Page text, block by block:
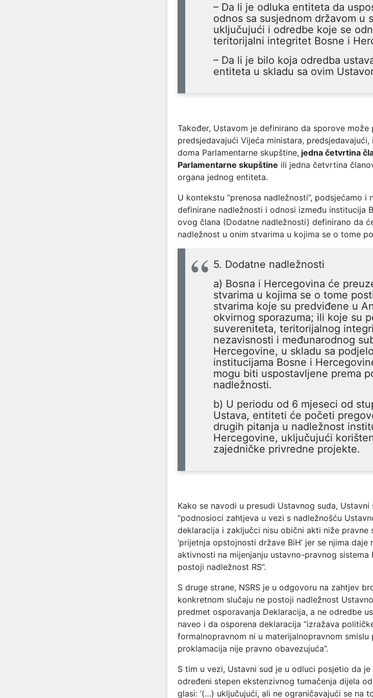
– Da li je odluka entiteta da
odnos sa susjednom državom u
uključujući i odredbe koje se
teritorijalni integritet Bosne i
– Da li je bilo koja odredba
entiteta u skladu sa ovim
Također, Ustavom je definirano da sporove može
predsjedavajući Vijeća ministara,
doma Parlamentarne skupštine, jedna četvrtina
Parlamentarne skupštine ili jedna četvrtina
organa jednog entiteta.
U kontekstu “prenosa nadležnosti”, podsjećamo i
definirane nadležnosti i odnosi između institucija
ovog člana (Dodatne nadležnosti) definirano da
nadležnost u onim stvarima u kojima se o tome
5. Dodatne nadležnosti
a) Bosna i Hercegovina će
stvarima u kojima se o tome
stvarima koje su predviđene u
okvirnog sporazuma; ili koje su
suvereniteta, teritorijalnog
nezavisnosti i međunarodnog
Hercegovine, u skladu sa
institucijama Bosne i
mogu biti uspostavljene prema
nadležnosti.
b) U periodu od 6 mjeseci od
Ustava, entiteti će početi
drugih pitanja u nadležnost
Hercegovine, uključujući
zajedničke privredne projekte.
Kako se navodi u presudi Ustavnog suda,
“podnosioci zahtjeva u vezi s nadležnošću
deklaracija i zaključci nisu obični akti niže
‘prijetnja opstojnosti države BiH’ jer se njima
aktivnosti na mijenjanju ustavno-pravnog
postoji nadležnost RS”.
S druge strane, NSRS je u odgovoru na zahtjev
konkretnom slučaju ne postoji nadležnost
predmet osporavanja Deklaracija, a ne odredbe
naveo i da osporena deklaracija “izražava
formalnopravnom ni u materijalnopravnom
proklamacija nije pravno obavezujuća”.
S tim u vezi, Ustavni sud je u odluci posjetio da
određeni stepen ekstenzivnog tumačenja dijela
glasi: ‘(…) uključujući, ali ne ograničavajući se na